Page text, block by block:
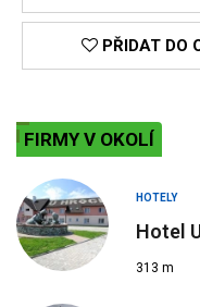
PŘIDAT DO
FIRMY V OKOLÍ
HOTELY
Hotel
313 m